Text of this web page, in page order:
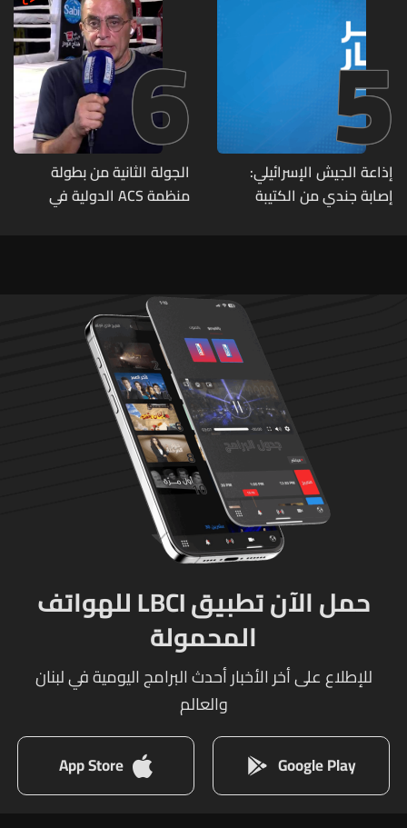
5
إذاعة الجيش الإسرائيلي:
إصابة جندي من الكتيبة
6
الجولة الثانية من بطولة
منظمة ACS الدولية في
حمل الآن تطبيق LBCI للهواتف
المحمولة
للإطلاع على أخر الأخبار أحدث البرامج اليومية في لبنان
والعالم
Google Play
App Store